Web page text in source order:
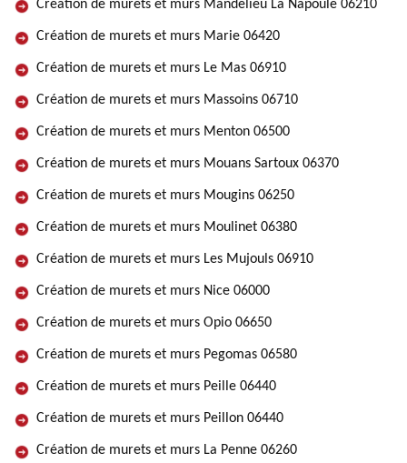
Création de murets et murs Mandelieu La Napoule 06210
Création de murets et murs Marie 06420
Création de murets et murs Le Mas 06910
Création de murets et murs Massoins 06710
Création de murets et murs Menton 06500
Création de murets et murs Mouans Sartoux 06370
Création de murets et murs Mougins 06250
Création de murets et murs Moulinet 06380
Création de murets et murs Les Mujouls 06910
Création de murets et murs Nice 06000
Création de murets et murs Opio 06650
Création de murets et murs Pegomas 06580
Création de murets et murs Peille 06440
Création de murets et murs Peillon 06440
Création de murets et murs La Penne 06260